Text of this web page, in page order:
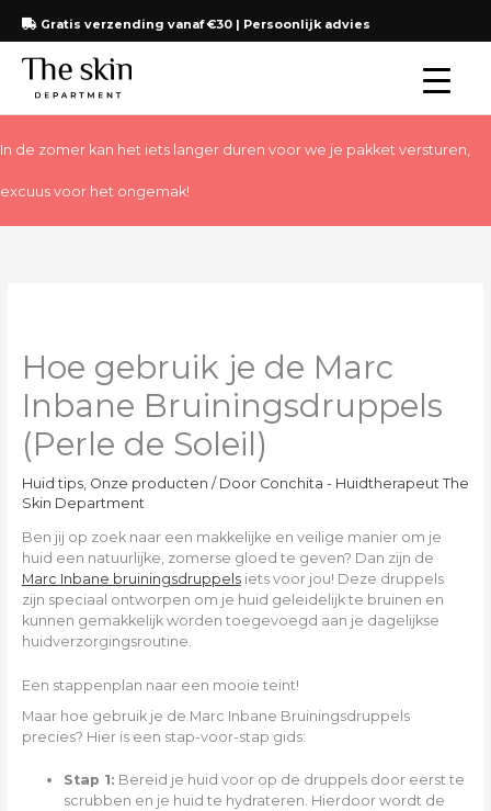
naar
inhoud
Gratis verzending vanaf €30 | Persoonlijk advies
In de zomer kan het iets langer duren voor we je pakket versturen,
excuus voor het ongemak!
Hoe gebruik je de Marc
Inbane Bruiningsdruppels
(Perle de Soleil)
Huid tips, Onze producten / Door Conchita - Huidtherapeut The
Skin Department
Ben jij op zoek naar een makkelijke en veilige manier om je
huid een natuurlijke, zomerse gloed te geven? Dan zijn de
Marc Inbane bruiningsdruppelsiets voor jou! Deze druppels
zijn speciaal ontworpen om je huid geleidelijk te bruinen en
kunnen gemakkelijk worden toegevoegd aan je dagelijkse
huidverzorgingsroutine.
Een stappenplan naar een mooie teint!
Maar hoe gebruik je de Marc Inbane Bruiningsdruppels
precies? Hier is een stap-voor-stap gids:
Stap 1: Bereid je huid voor op de druppels door eerst te
scrubben en je huid te hydrateren. Hierdoor wordt de